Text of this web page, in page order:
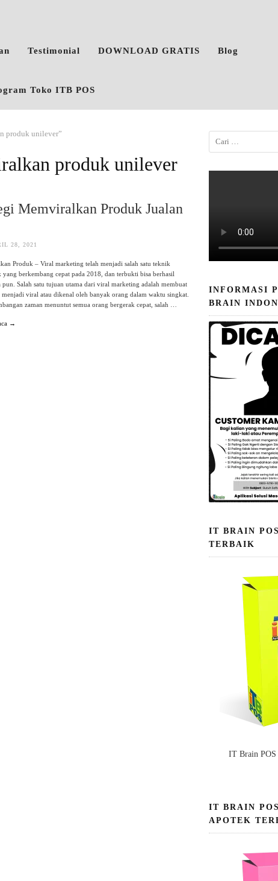
Testimonial DOWNLOAD GRATIS Blog
Toko ITB POS
produk unilever”
produk unilever
Memviralkan Produk Jualan
28, 2021
Produk – Viral marketing telah menjadi salah satu teknik
yang berkembang cepat pada 2018, dan terbukti bisa berhasil
Salah satu tujuan utama dari viral marketing adalah membuat
viral atau dikenal oleh banyak orang dalam waktu singkat.
zaman menuntut semua orang bergerak cepat, salah …
→
INFORMASI
BRAIN
IT BRAIN
TERBAIK
IT Brain
IT BRAIN
APOTEK